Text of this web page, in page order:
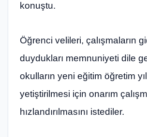
konuştu.
Öğrenci velileri, çalışmaların
duydukları memnuniyeti dile
okulların yeni eğitim öğretim
yetiştirilmesi için onarım
hızlandırılmasını istediler.